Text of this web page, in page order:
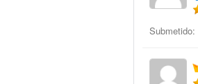
Submetido: